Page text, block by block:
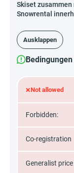
Skiset
Snowrental
Ausklappen
×Not allowed
Forbidden:
Co-registration
Generalist